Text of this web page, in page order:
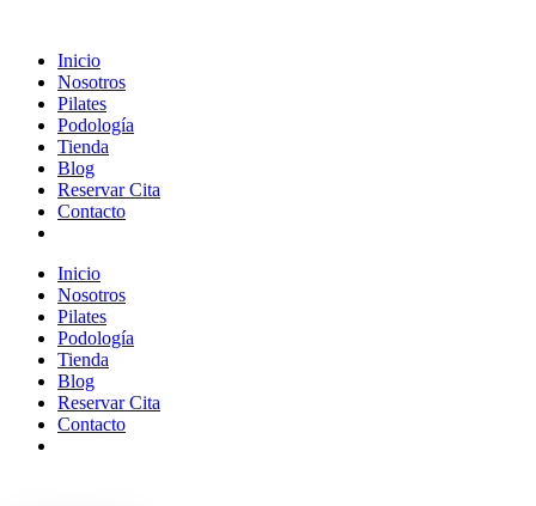
Inicio
Nosotros
Pilates
Podología
Tienda
Blog
Reservar Cita
Contacto
Inicio
Nosotros
Pilates
Podología
Tienda
Blog
Reservar Cita
Contacto